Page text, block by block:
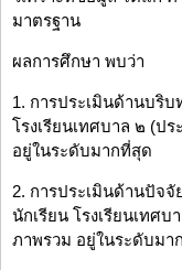
มาตรฐาน
ผลการศึกษา พบว่า
1. การประเมินด้านบริ
โรงเรียนเทศบาล ๒ (ป
อยู่ในระดับมากที่สุด
2. การประเมินด้านปัจ
นักเรียน โรงเรียนเทศ
ภาพรวม อยู่ในระดับมา